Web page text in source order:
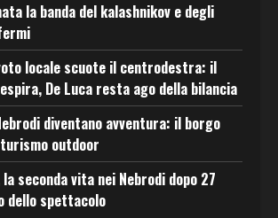
la banda del kalashnikov e degli
locale scuote il centrodestra: il
De Luca resta ago della bilancia
diventano avventura: il borgo
outdoor
seconda vita nei Nebrodi dopo 27
dello spettacolo